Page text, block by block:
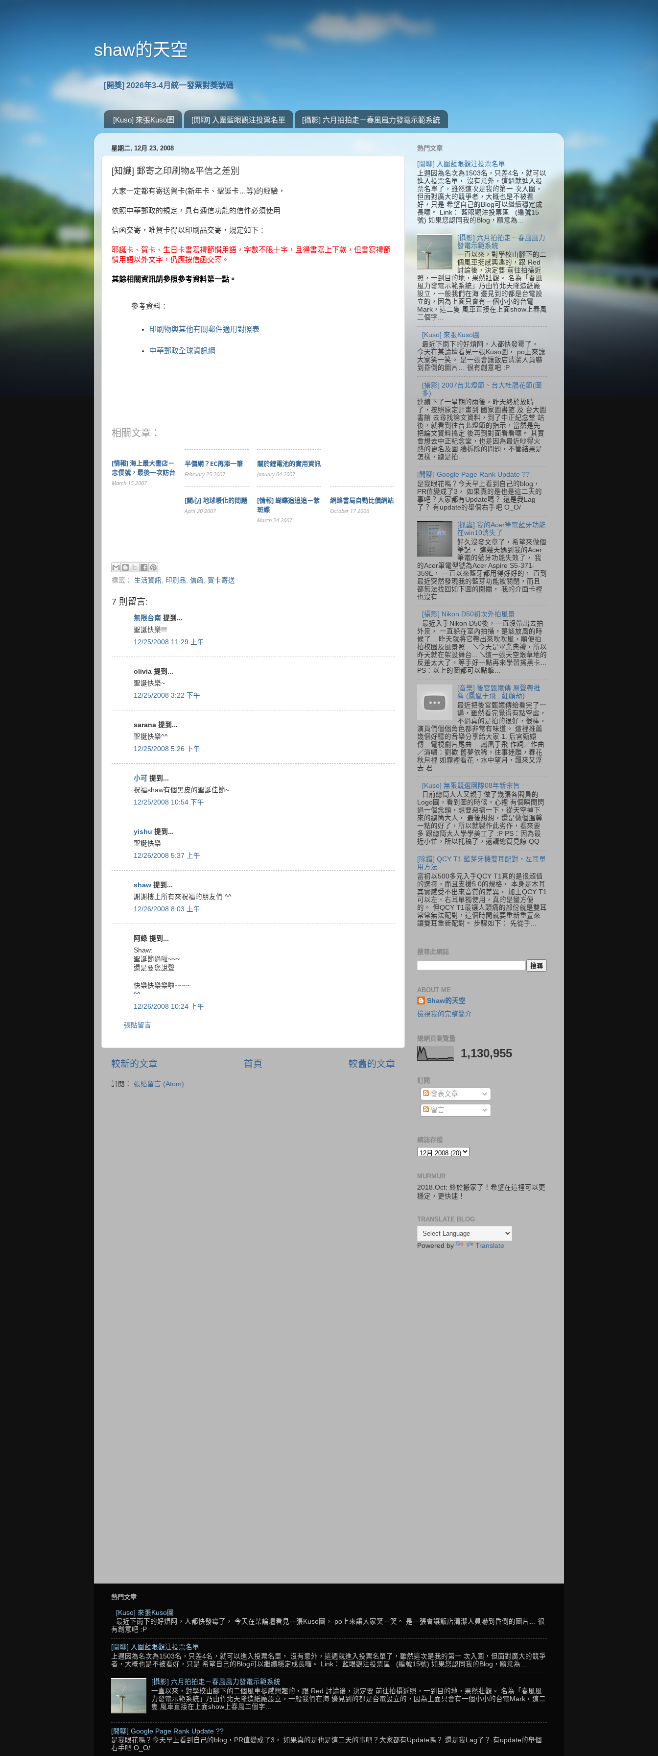
shaw的天空
[開獎] 2026年3-4月統一發票對獎號碼
[Kuso] 來張Kuso圖 [閒聊] 入圍藍眼觀注投票名單 [攝影] 六月拍拍走－春風風力發電示範系統
星期二, 12月 23, 2008
[知識] 郵寄之印刷物&平信之差別
大家一定都有寄送賀卡(新年卡、聖誕卡…等)的經驗，
依照中華郵政的規定，具有通信功能的信件必須使用
信函交寄，唯賀卡得以印刷品交寄，規定如下：
耶誕卡、賀卡、生日卡書寫禮節慣用語，字數不限十字，且得書寫上下款，但書寫禮節
慣用語以外文字，仍應按信函交寄。
其餘相關資訊請參照參考資料第一點。
參考資料：
印刷物與其他有關郵件適用對照表
中華郵政全球資訊網
相關文章：
[情報] 海上最大書店－
忠僕號，最後一次訪台
March 15 2007
半價網？EC再添一筆
February 25 2007
關於鋰電池的實用資訊
January 04 2007
[關心] 地球暖化的問題
April 20 2007
[情報] 蝴蝶追追追－紫
斑蝶
March 24 2007
網路書局自動比價網站
October 17 2006
標籤： 生活資訊, 印刷品, 信函, 賀卡寄送
7 則留言:
無限台南 提到...
聖誕快樂!!!
12/25/2008 11:29 上午
olivia 提到...
聖誕快樂~
12/25/2008 3:22 下午
sarana 提到...
聖誕快樂^^
12/25/2008 5:26 下午
小可 提到...
祝福shaw有個黑皮的聖誕佳節~
12/25/2008 10:54 下午
yishu 提到...
聖誕快樂
12/26/2008 5:37 上午
shaw 提到...
謝謝樓上所有來祝福的朋友們 ^^
12/26/2008 8:03 上午
阿綠 提到...
Shaw:
聖誕節過啦~~~
還是要您說聲
快樂快樂樂啦~~~~
^^
12/26/2008 10:24 上午
張貼留言
較新的文章 較舊的文章
首頁
訂閱： 張貼留言 (Atom)
熱門文章
[閒聊] 入圍藍眼觀注投票名單
上週因為名次為1503名，只差4名，就可以
進入投票名單， 沒有意外，這週就進入投
票名單了，雖然這次是我的第一 次入圍，
但面對廣大的競爭者，大概也是不被看
好，只是 希望自己的Blog可以繼續穩定成
長囉。 Link： 藍眼觀注投票區 (編號15
號) 如果您認同我的Blog，願意為...
[攝影] 六月拍拍走－春風風力
發電示範系統
一直以來，對學校山腳下的二
個風車挺感興趣的，跟 Red
討論後，決定要 前往拍攝近
照，一到目的地，果然壯觀。 名為「春風
風力發電示範系統」乃由竹北天隆造紙廠
設立，一般我們在海 邊見到的都是台電設
立的，因為上面只會有一個小小的台電
Mark，這二隻 風車直接在上面show上春風
二個字...
[Kuso] 來張Kuso圖
最近下雨下的好煩阿，人都快發霉了，
今天在某論壇看見一張Kuso圖， po上來讓
大家笑一笑。 是一張會讓飯店清潔人員嚇
到昏倒的圖片… 很有創意吧 :P
[攝影] 2007台北燈節、台大杜鵑花節(圖
多)
連續下了一星期的雨後，昨天終於放晴
了，按照原定計畫到 國家圖書館 及 台大圖
書館 去尋找論文資料，到了中正紀念堂 站
後，就看到往台北燈節的指示，當然是先
把論文資料搞定 後再到對面看看囉。 其實
會想去中正紀念堂，也是因為最近吵得火
熱的更名及圍 牆拆除的問題，不管結果是
怎樣，總是拍...
[閒聊] Google Page Rank Update ??
是我眼花嗎？今天早上看到自己的blog，
PR值變成了3， 如果真的是也是這二天的
事吧？大家都有Update嗎？ 還是我Lag
了？ 有update的舉個右手吧 O_O/
[抓蟲] 我的Acer筆電藍牙功能
在win10消失了
好久沒發文章了，希望來做個
筆記， 這幾天遇到我的Acer
筆電的藍牙功能失效了， 我
的Acer筆電型號為Acer Aspire S5-371-
359E， 一直以來藍牙都用得好好的， 直到
最近突然發現我的藍芽功能被關閉，而且
都無法找回如下圖的開關， 我的介面卡裡
也沒有...
[攝影] Nikon D50初次外拍風景
最近入手Nikon D50後，一直沒帶出去拍
外景， 一直躲在室內拍攝，是該放風的時
候了... 昨天就將它帶出來吹吹風，順便拍
拍校園及風景照... ↘今天是畢業典禮，所以
昨天就在架設舞台... ↘這一張天空跟草地的
反差太大了，等手好一點再來學習搖黑卡...
PS：以上的圖都可以點擊...
[音樂] 後宮甄嬛傳 原聲帶推
薦 (鳳凰于飛 , 紅顏劫)
最近把後宮甄嬛傳給看完了一
遍，雖然看完覺得有點空虛，
不過真的是拍的很好，很棒，
演員們個個角色都非常有味道。 這裡推薦
幾個好聽的音樂分享給大家 1. 后宮甄嬛
傳 電視劇片尾曲 鳳凰于飛 作詞／作曲
／演唱：劉歡 舊夢依稀，往事迷離，春花
秋月裡 如霧裡看花，水中望月，飄來又浮
去 君...
[Kuso] 無限競選團隊08年新宗旨
日前總筒大人又親手做了幾張各閣員的
Logo圖，看到圖的時候，心裡 有個瞬間閃
過一個念頭，想要惡搞一下，從天空掉下
來的總筒大人， 最後想想，還是做個溫馨
一點的好了，所以就製作此劣作，看來要
多 跟總筒大人學學美工了 :P PS：因為最
近小忙，所以托稿了，還請總筒見諒 QQ
[除錯] QCY T1 藍芽牙機雙耳配對，左耳單
用方法
當初以500多元入手QCY T1真的是很超值
的選擇，而且支援5.0的規格， 本身是木耳
其實感受不出來音質的差異， 加上QCY T1
可以左、右耳單獨使用，真的是蠻方便
的。 但QCY T1最讓人頭痛的部份就是雙耳
常常無法配對，這個時間就要重新重置來
讓雙耳重新配對。 步驟如下： 先從手...
搜尋此網誌
ABOUT ME
Shaw的天空
檢視我的完整簡介
總網頁瀏覽量
1,130,955
訂閱
發表文章
留言
網誌存檔
MURMUR
2018.Oct: 終於搬家了！希望在這裡可以更
穩定，更快速！
TRANSLATE BLOG
Powered by Translate
熱門文章
[Kuso] 來張Kuso圖
最近下雨下的好煩阿，人都快發霉了， 今天在某論壇看見一張Kuso圖， po上來讓大家笑一笑。 是一張會讓飯店清潔人員嚇到昏倒的圖片… 很
有創意吧 :P
[閒聊] 入圍藍眼觀注投票名單
上週因為名次為1503名，只差4名，就可以進入投票名單， 沒有意外，這週就進入投票名單了，雖然這次是我的第一 次入圍，但面對廣大的競爭
者，大概也是不被看好，只是 希望自己的Blog可以繼續穩定成長囉。 Link： 藍眼觀注投票區 (編號15號) 如果您認同我的Blog，願意為...
[攝影] 六月拍拍走－春風風力發電示範系統
一直以來，對學校山腳下的二個風車挺感興趣的，跟 Red 討論後，決定要 前往拍攝近照，一到目的地，果然壯觀。 名為「春風風
力發電示範系統」乃由竹北天隆造紙廠設立，一般我們在海 邊見到的都是台電設立的，因為上面只會有一個小小的台電Mark，這二
隻 風車直接在上面show上春風二個字...
[閒聊] Google Page Rank Update ??
是我眼花嗎？今天早上看到自己的blog，PR值變成了3， 如果真的是也是這二天的事吧？大家都有Update嗎？ 還是我Lag了？ 有update的舉個
右手吧 O_O/